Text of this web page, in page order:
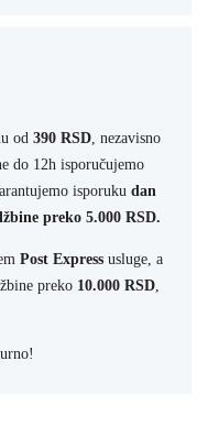
od 390 RSD, nezavisno
do 12h isporučujemo
isporuku dan
preko 5.000 RSD.
Post Express usluge, a
preko 10.000 RSD,